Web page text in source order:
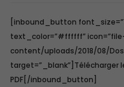
[inbound_button
text_color=”#ffffff”
content/uploads/2018/08/
target=”_blank”]Télécharger
PDF[/inbound_button]